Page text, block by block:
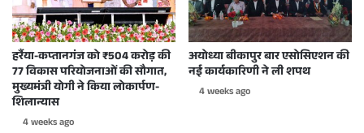
हर्रैया-कप्तानगंज को ₹504 करोड़ की
77 विकास परियोजनाओं की सौगात,
मुख्यमंत्री योगी ने किया लोकार्पण-
शिलान्यास
4 weeks ago
अयोध्या बीकापुर बार एसोसिएशन की
नई कार्यकारिणी ने ली शपथ
4 weeks ago